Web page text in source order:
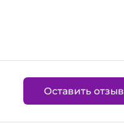
Оставить отзыв